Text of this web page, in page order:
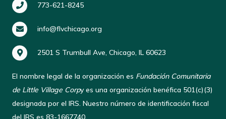
773-621-8245
info@flvchicago.org
2501 S Trumbull Ave, Chicago, IL 60623
El nombre legal de la organización es Fundación Comunitaria
de Little Village Corpy es una organización benéfica 501(c)(3)
designada por el IRS. Nuestro número de identificación fiscal
del IRS es 83-1667740.